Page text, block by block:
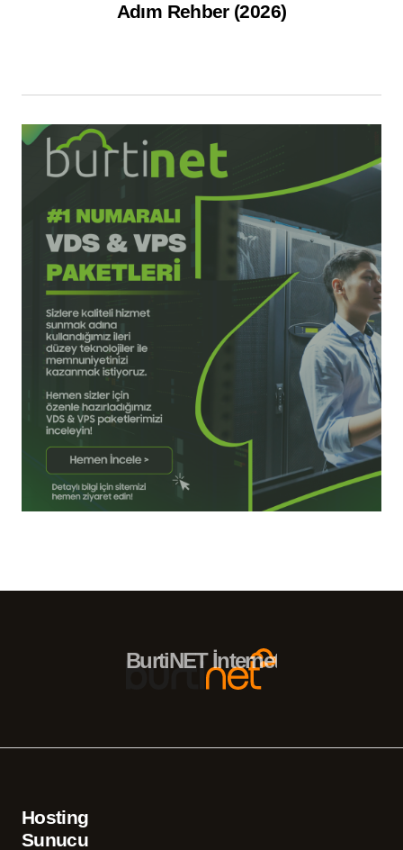
Adım Rehber (2026)
BurtiNET İnternet Hizmetleri –
Hosting
Sunucu